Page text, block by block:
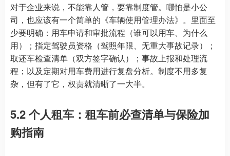
对于企业来说，不能靠人管，要靠制度管。哪怕是小公
司，也应该有一个简单的《车辆使用管理办法》。里面至
少要明确：用车申请和审批流程（谁可以用车、为什么
用）；指定驾驶员资格（驾照年限、无重大事故记录）；
取还车检查清单（双方签字确认）；事故上报和处理流
程；以及定期对用车费用进行复盘分析。制度不用多复
杂，但有了它，权责就清晰了一大半。
5.2 个人租车：租车前必查清单与保险加
购指南